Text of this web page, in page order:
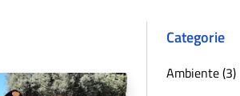
Categorie
Ambiente (3)